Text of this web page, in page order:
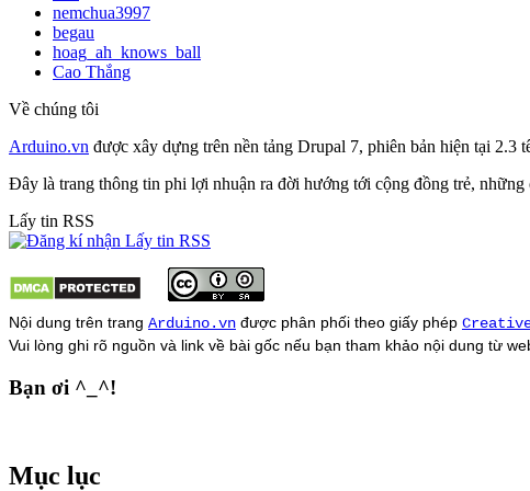
nemchua3997
begau
hoag_ah_knows_ball
Cao Thắng
Về chúng tôi
Arduino.vn được xây dựng trên nền tảng Drupal 7, phiên bản hiện tại 2.3
Đây là trang thông tin phi lợi nhuận ra đời hướng tới cộng đồng trẻ, những
Lấy tin RSS
Nội dung trên trang Arduino.vn được phân phối theo giấy phép
Vui lòng ghi rõ nguồn và link về bài gốc nếu bạn tham khảo nội dung từ
Bạn ơi ^_^!
Mục lục